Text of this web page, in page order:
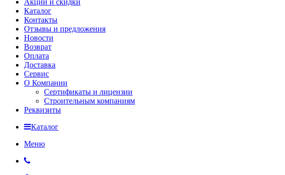
Акции и скидки
Каталог
Контакты
Отзывы и предложения
Новости
Возврат
Оплата
Доставка
Сервис
О Компании
Сертификаты и лицензии
Строительным компаниям
Реквизиты
Каталог
Меню